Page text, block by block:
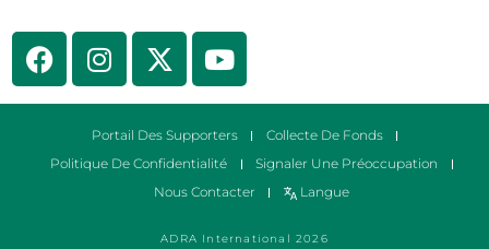
ADRA International 2026
Portail Des Supporters
Collecte De Fonds
Politique De Confidentialité
Signaler Une Préoccupation
Nous Contacter
Langue